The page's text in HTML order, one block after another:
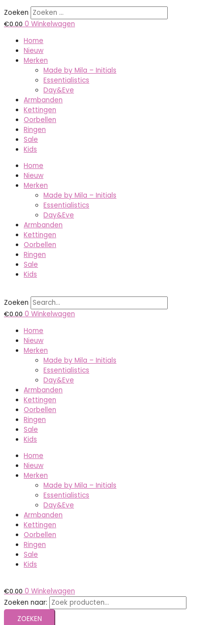
Zoeken
€0.00 0 Winkelwagen
Home
Nieuw
Merken
Made by Mila – Initials
Essentialistics
Day&Eve
Armbanden
Kettingen
Oorbellen
Ringen
Sale
Kids
Home
Nieuw
Merken
Made by Mila – Initials
Essentialistics
Day&Eve
Armbanden
Kettingen
Oorbellen
Ringen
Sale
Kids
Zoeken
€0.00 0 Winkelwagen
Home
Nieuw
Merken
Made by Mila – Initials
Essentialistics
Day&Eve
Armbanden
Kettingen
Oorbellen
Ringen
Sale
Kids
Home
Nieuw
Merken
Made by Mila – Initials
Essentialistics
Day&Eve
Armbanden
Kettingen
Oorbellen
Ringen
Sale
Kids
€0.00 0 Winkelwagen
Zoeken naar:
ZOEKEN